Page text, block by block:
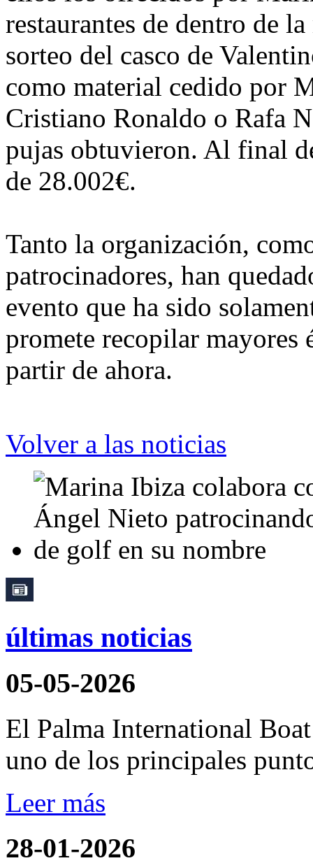
restaurantes de dentro de
sorteo del casco de
como material cedido por
Cristiano Ronaldo o Rafa
pujas obtuvieron. Al final
de 28.002€.
Tanto la organización,
patrocinadores, han
evento que ha sido
promete recopilar mayores
partir de ahora.
Volver a las noticias
últimas noticias
05-05-2026
El Palma International
uno de los principales
Leer más
28-01-2026